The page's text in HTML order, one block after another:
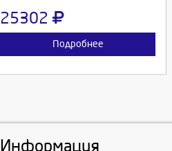
25302
Подробнее
Информация